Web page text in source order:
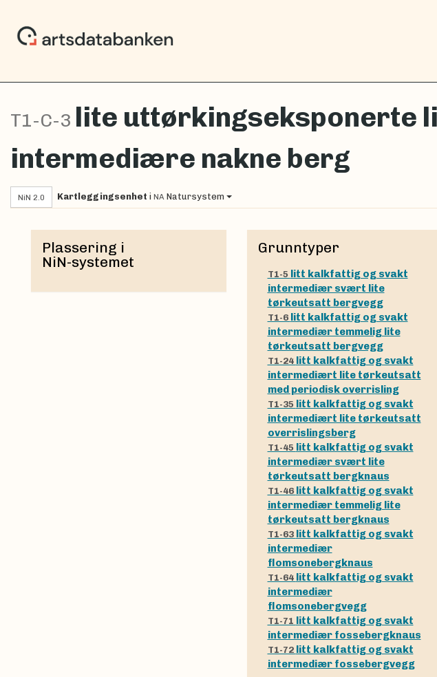
T1-C-3 lite uttørkingseksponerte
intermediære nakne berg
NiN 2.0 Kartleggingsenhet i NA Natursystem
Plassering i
NiN-systemet
Grunntyper
T1-5 litt kalkfattig og svakt
intermediær svært lite
tørkeutsatt bergvegg
T1-6 litt kalkfattig og svakt
intermediær temmelig lite
tørkeutsatt bergvegg
T1-24 litt kalkfattig og svakt
intermediært lite tørkeutsatt
med periodisk overrisling
T1-35 litt kalkfattig og svakt
intermediært lite tørkeutsatt
overrislingsberg
T1-45 litt kalkfattig og svakt
intermediær svært lite
tørkeutsatt bergknaus
T1-46 litt kalkfattig og svakt
intermediær temmelig lite
tørkeutsatt bergknaus
T1-63 litt kalkfattig og svakt
intermediær
flomsonebergknaus
T1-64 litt kalkfattig og svakt
intermediær
flomsonebergvegg
T1-71 litt kalkfattig og svakt
intermediær fossebergknaus
T1-72 litt kalkfattig og svakt
intermediær fossebergvegg